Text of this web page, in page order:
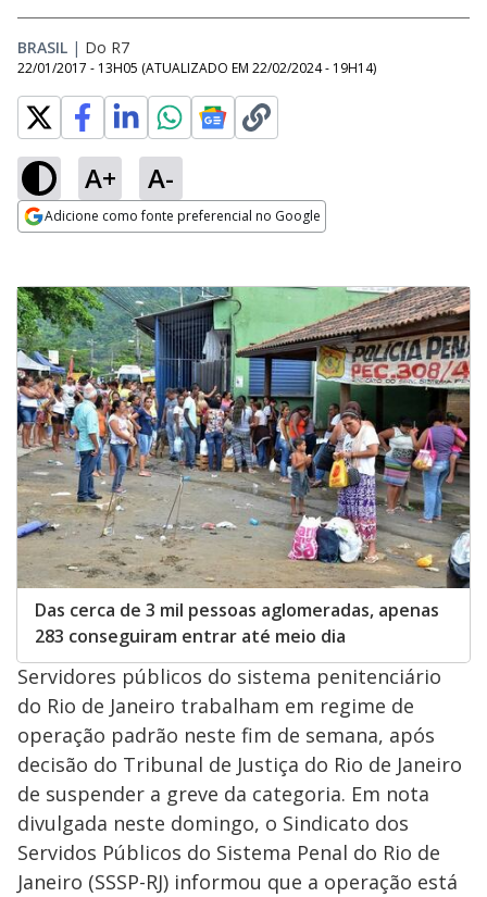
BRASIL | Do R7
22/01/2017 - 13H05 (ATUALIZADO EM 22/02/2024 - 19H14)
A+ A-
Adicione como fonte preferencial no Google
Das cerca de 3 mil pessoas aglomeradas, apenas
283 conseguiram entrar até meio dia
Servidores públicos do sistema penitenciário
do Rio de Janeiro trabalham em regime de
operação padrão neste fim de semana, após
decisão do Tribunal de Justiça do Rio de Janeiro
de suspender a greve da categoria. Em nota
divulgada neste domingo, o Sindicato dos
Servidos Públicos do Sistema Penal do Rio de
Janeiro (SSSP-RJ) informou que a operação está